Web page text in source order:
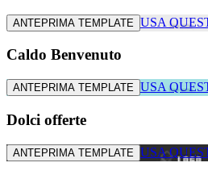
ANTEPRIMA TEMPLATE USA
Caldo Benvenuto
ANTEPRIMA TEMPLATE USA
Dolci offerte
ANTEPRIMA TEMPLATE USA